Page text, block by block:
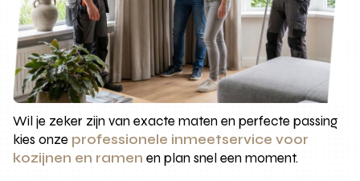
Wil je zeker zijn van exacte maten en perfecte passing
kies onze professionele inmeetservice voor
kozijnen en ramen en plan snel een moment.